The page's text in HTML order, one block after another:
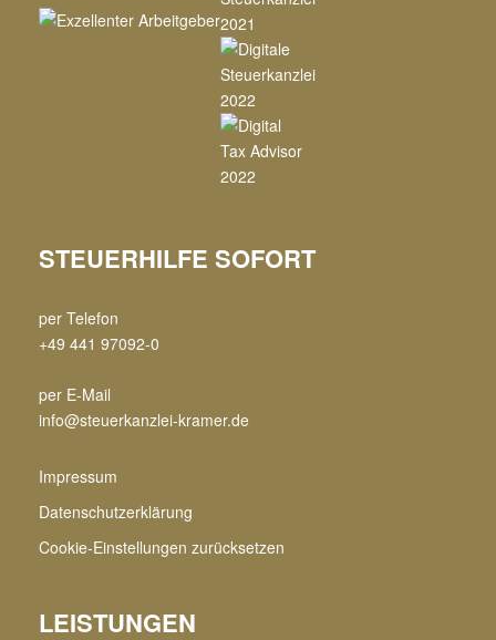
STEUERHILFE SOFORT
per Telefon
+49 441 97092-0
per E-Mail
info@steuerkanzlei-kramer.de
Impressum
Datenschutzerklärung
Cookie-Einstellungen zurücksetzen
LEISTUNGEN